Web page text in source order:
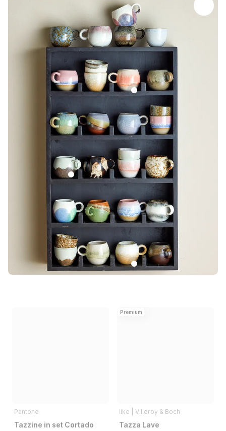
Pantone
Tazzine in set Cortado
Premium
like | Villeroy & Boch
Tazza Lave